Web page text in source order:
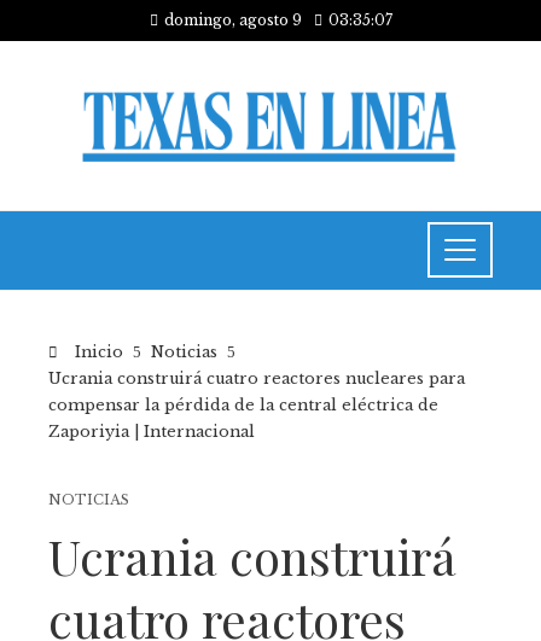
domingo, agosto 9 03:35:08
Inicio
Noticias
Ucrania construirá cuatro reactores nucleares para
compensar la pérdida de la central eléctrica de
Zaporiyia | Internacional
NOTICIAS
Ucrania construirá
cuatro reactores